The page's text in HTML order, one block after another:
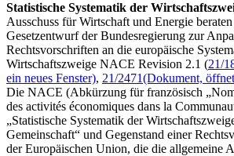
Statistische Systematik der
Ausschuss für Wirtschaft und Energie
Gesetzentwurf der Bundesregierung zur
Rechtsvorschriften an die europäische
Wirtschaftszweige NACE Revision 2.1 (21/
ein neues Fenster), 21/2471(Dokument,
Die NACE (Abkürzung für französisch „
des activités économiques dans la
„Statistische Systematik der
Gemeinschaft“ und Gegenstand einer
der Europäischen Union, die die allgemeine